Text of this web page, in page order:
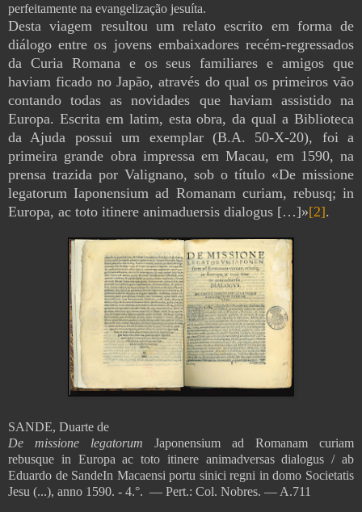
perfeitamente na evangelização jesuíta.
Desta viagem resultou um relato escrito em forma de
diálogo entre os jovens embaixadores recém-regressados
da Curia Romana e os seus familiares e amigos que
haviam ficado no Japão, através do qual os primeiros vão
contando todas as novidades que haviam assistido na
Europa. Escrita em latim, esta obra, da qual a Biblioteca
da Ajuda possui um exemplar (B.A. 50-X-20), foi a
primeira grande obra impressa em Macau, em 1590, na
prensa trazida por Valignano, sob o título «De missione
legatorum Iaponensium ad Romanam curiam, rebusq; in
Europa, ac toto itinere animaduersis dialogus […]»[2].
SANDE, Duarte de
De missione legatorum Japonensium ad Romanam curiam
rebusque in Europa ac toto itinere animadversas dialogus / ab
Eduardo de SandeIn Macaensi portu sinici regni in domo Societatis
Jesu (...), anno 1590. - 4.°. — Pert.: Col. Nobres. — A.711